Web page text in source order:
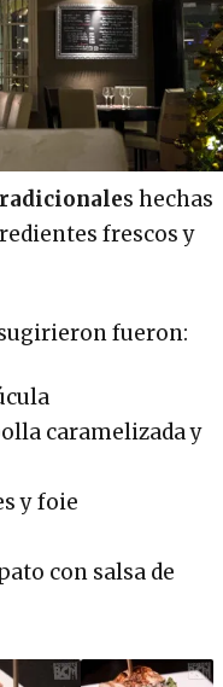
s hechas
frescos y
fueron:
caramelizada y
y foie
con salsa de